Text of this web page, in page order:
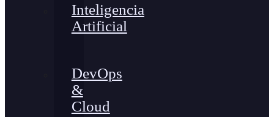
Inteligencia
Artificial
DevOps
&
Cloud